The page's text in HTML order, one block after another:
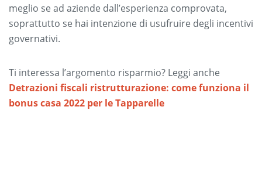
meglio se ad aziende dall’esperienza comprovata,
soprattutto se hai intenzione di usufruire degli incentivi
governativi.
Ti interessa l’argomento risparmio? Leggi anche
Detrazioni fiscali ristrutturazione: come funziona il
bonus casa 2022 per le Tapparelle